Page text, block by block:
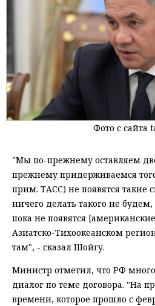
Фото с сайта
"Мы по-прежнему оставляем
прежнему придерживаемся
прим. ТАСС) не появятся такие
ничего делать такого не будем,
пока не появятся
Азиатско-Тихоокеанском
там", - сказал Шойгу.
Министр отметил, что РФ
диалог по теме договора. "На
времени, которое прошло с